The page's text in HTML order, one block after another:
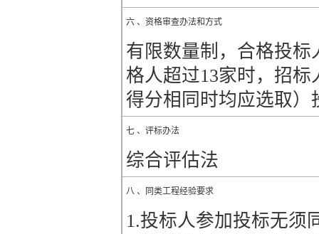
六 、资格审查办法和方式
有限数量制，合格投标
格人超过13家时，招
得分相同时均应选取）
七 、评标办法
综合评估法
八 、同类工程经验要求
1.投标人参加投标无须